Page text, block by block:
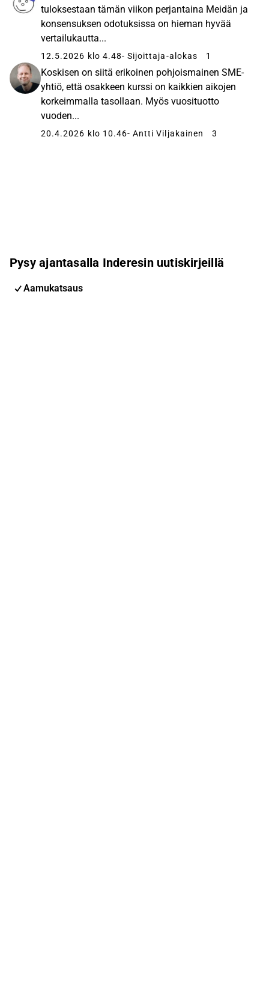
tuloksestaan tämän viikon perjantaina Meidän ja
konsensuksen odotuksissa on hieman hyvää
vertailukautta...
12.5.2026 klo 4.48- Sijoittaja-alokas 1
Koskisen on siitä erikoinen pohjoismainen SME-
yhtiö, että osakkeen kurssi on kaikkien aikojen
korkeimmalla tasollaan. Myös vuosituotto
vuoden...
20.4.2026 klo 10.46- Antti Viljakainen 3
Pysy ajantasalla Inderesin uutiskirjeillä
Aamukatsaus